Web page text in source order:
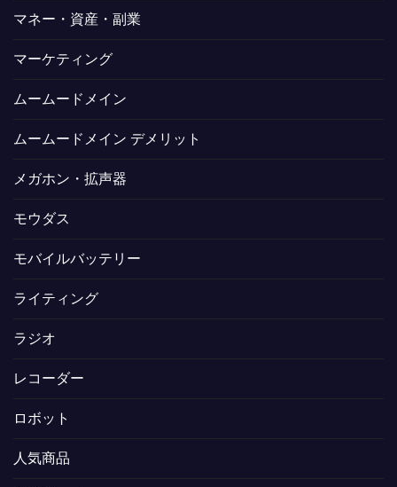
マネー・資産・副業
マーケティング
ムームードメイン
ムームードメイン デメリット
メガホン・拡声器
モウダス
モバイルバッテリー
ライティング
ラジオ
レコーダー
ロボット
人気商品